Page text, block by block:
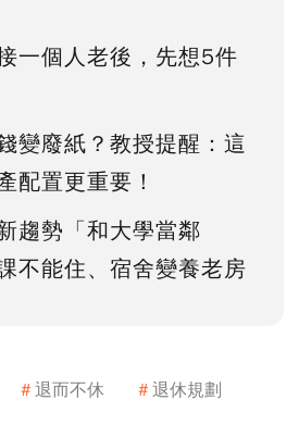
一個人老後，先想5件
變廢紙？教授提醒：這
配置更重要！
趨勢「和大學當鄰
不能住、宿舍變養老房
退而不休
退休規劃